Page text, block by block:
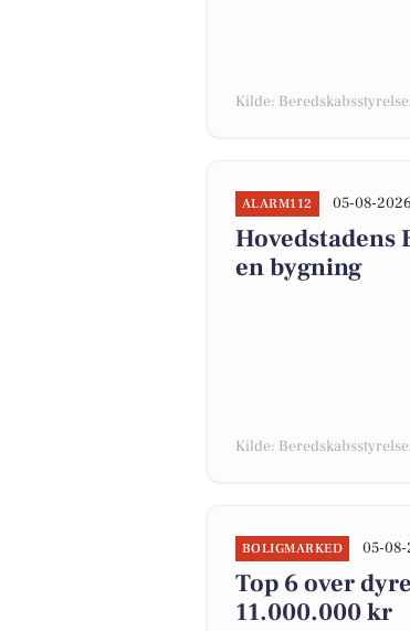
Kilde:
ALARM112 05-08-
Hovedstadens
en bygning
Kilde:
BOLIGMARKED 05-
Top 6 over
11.000.000 kr